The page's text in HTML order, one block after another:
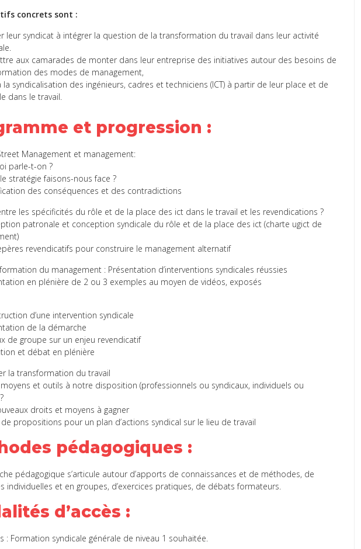
concrets sont :
leur syndicat à intégrer la question de la transformation du travail dans leur activité
aux camarades de monter dans leur entreprise des initiatives autour des besoins de
des modes de management,
la syndicalisation des ingénieurs, cadres et techniciens (ICT) à partir de leur place et de
dans le travail.
et progression :
Management et management:
parle-t-on ?
stratégie faisons-nous face ?
des conséquences et des contradictions
les spécificités du rôle et de la place des ict dans le travail et les revendications ?
patronale et conception syndicale du rôle et de la place des ict (charte ugict de
revendicatifs pour construire le management alternatif
du management : Présentation d’interventions syndicales réussies
en plénière de 2 ou 3 exemples au moyen de vidéos, exposés
d’une intervention syndicale
de la démarche
de groupe sur un enjeu revendicatif
et débat en plénière
la transformation du travail
et outils à notre disposition (professionnels ou syndicaux, individuels ou
droits et moyens à gagner
propositions pour un plan d’actions syndical sur le lieu de travail
pédagogiques :
pédagogique s’articule autour d’apports de connaissances et de méthodes, de
individuelles et en groupes, d’exercices pratiques, de débats formateurs.
d’accès :
: Formation syndicale générale de niveau 1 souhaitée.